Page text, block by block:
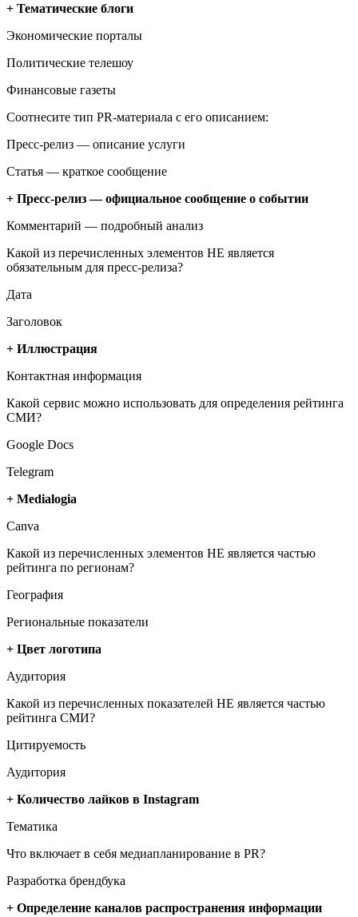
+ Тематические блоги
Экономические порталы
Политические телешоу
Финансовые газеты
Соотнесите тип PR-материала с его описанием:
Пресс-релиз — описание услуги
Статья — краткое сообщение
+ Пресс-релиз — официальное сообщение о событии
Комментарий — подробный анализ
Какой из перечисленных элементов НЕ является
обязательным для пресс-релиза?
Дата
Заголовок
+ Иллюстрация
Контактная информация
Какой сервис можно использовать для определения рейтинга
СМИ?
Google Docs
Telegram
+ Medialogia
Canva
Какой из перечисленных элементов НЕ является частью
рейтинга по регионам?
География
Региональные показатели
+ Цвет логотипа
Аудитория
Какой из перечисленных показателей НЕ является частью
рейтинга СМИ?
Цитируемость
Аудитория
+ Количество лайков в Instagram
Тематика
Что включает в себя медиапланирование в PR?
Разработка брендбука
+ Определение каналов распространения информации